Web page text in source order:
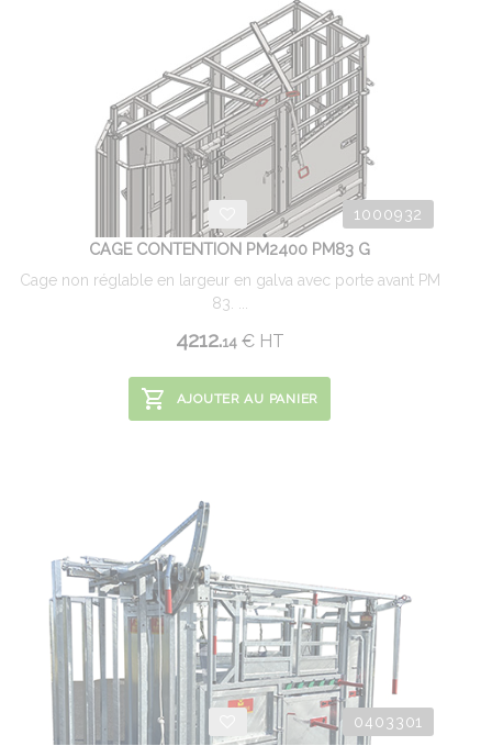
1000932
CAGE CONTENTION PM2400 PM83 G
Cage non réglable en largeur en galva avec porte avant PM
83. ...
4212.14 €HT
AJOUTER AU PANIER
0403301